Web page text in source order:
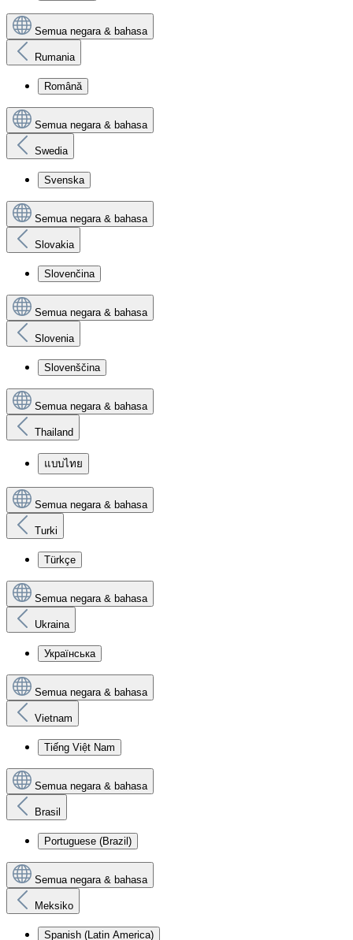
Semua negara & bahasa
Rumania
Română
Semua negara & bahasa
Swedia
Svenska
Semua negara & bahasa
Slovakia
Slovenčina
Semua negara & bahasa
Slovenia
Slovenščina
Semua negara & bahasa
Thailand
แบบไทย
Semua negara & bahasa
Turki
Türkçe
Semua negara & bahasa
Ukraina
Українська
Semua negara & bahasa
Vietnam
Tiếng Việt Nam
Semua negara & bahasa
Brasil
Portuguese (Brazil)
Semua negara & bahasa
Meksiko
Spanish (Latin America)